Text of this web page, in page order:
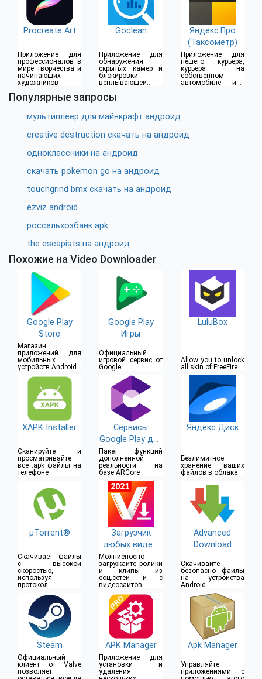
Procreate Art
Приложение для
профессионалов в
мире творчества и
начинающих
художников
Goclean
Приложение для
обнаружения
скрытых камер и
блокировки
всплывающей
Яндекс.Про
(Таксометр)
Приложение для
пешего курьера,
курьера на
собственном
автомобиле или
Популярные запросы
мультиплеер для майнкрафт андроид
creative destruction скачать на андроид
одноклассники на андроид
скачать pokemon go на андроид
touchgrind bmx скачать на андроид
ezviz android
россельхозбанк apk
the escapists на андроид
Похожие на Video Downloader
Google Play
Store
Магазин
приложений для
мобильных
устройств Android
Google Play
Игры
Официальный
игровой сервис от
Google
LuluBox
Allow you to unlock
all skin of FreeFire
XAPK Installer
Сканируйте и
просматривайте
все .apk файлы на
телефоне
Сервисы
Google Play для
AR
Пакет функций
дополненной
реальности на
базе ARCore
Яндекс Диск
Безлимитное
хранение ваших
файлов в облаке
µTorrent®
Скачивает файлы
с высокой
скоростью,
используя
протокол
BitTorrent
Загрузчик
любых видео
2019
Молниеносно
загружайте ролики
и клипы из
соц.сетей и с
видеосайтов
Advanced
Download
Torrent
downloader
Скачивайте
безопасно файлы
на устройства
Android
Steam
Официальный
клиент от Valve
позволяет
APK Manager
Приложение для
установки и
удаления
Apk Manager
Управляйте
приложениями с